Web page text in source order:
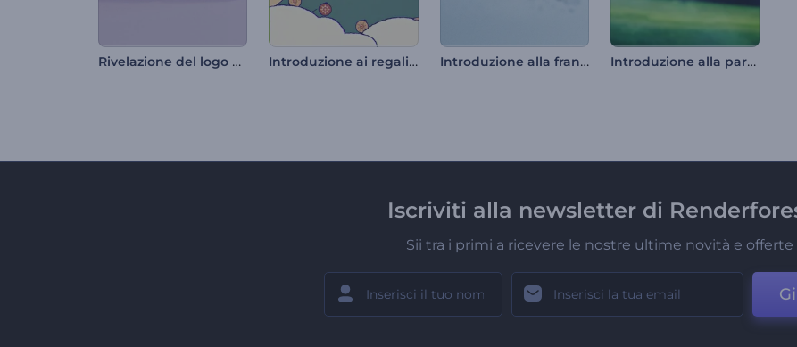
Rivelazione del logo dell'istruzione Introduzione ai regali di Natale in stile cartone animato Introduzione alla frantumazione del blocco di pietra Introduzione alla partita di calcio
Iscriviti alla newsletter di
Sii tra i primi a ricevere le nostre ultime novità e offerte